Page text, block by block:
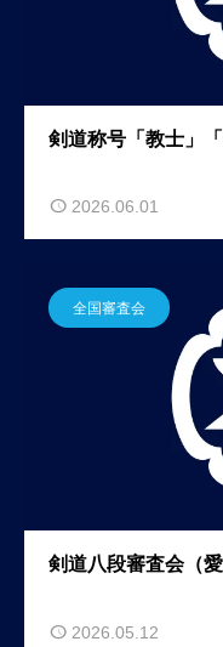
剣道称号「教士」
2026.06.01
全国審査会
剣道八段審査会（
2026.05.12